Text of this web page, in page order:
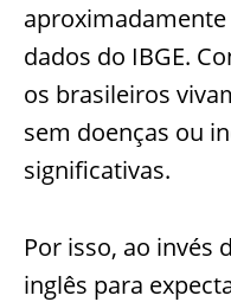
dados do IBGE.
os brasileiros
sem doenças ou
significativas.
Por isso, ao invés
inglês para